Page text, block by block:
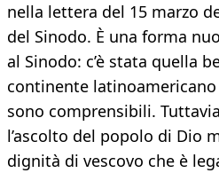
nella lettera del 15 marzo
del Sinodo. È una forma
al Sinodo: c’è stata quella
continente
sono comprensibili.
l’ascolto del popolo di Dio
dignità di vescovo che è